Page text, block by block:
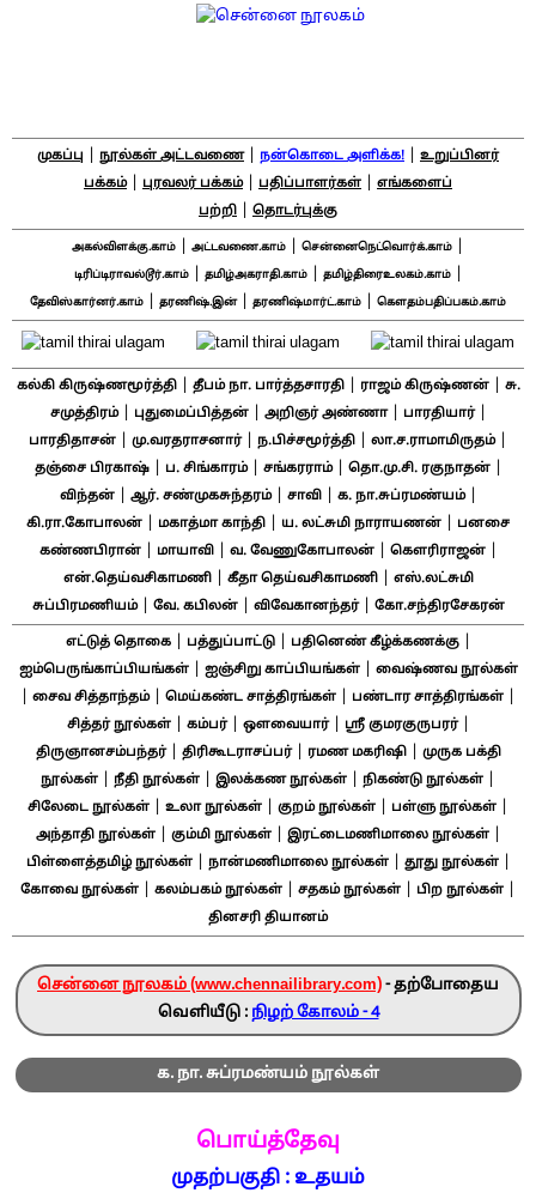
முகப்பு நூல்கள் அட்டவணை| நன்கொடை அளிக்க!
உறுப்பினர்
பக்கம்| புரவலர் பக்கம்| பதிப்பாளர்கள்
எங்களைப்
பற்றி
தொடர்புக்கு
அகல்விளக்கு.காம் அட்டவணை.காம் சென்னைநெட்வொர்க்.காம்
டிரிப்டிராவல்டூர்.காம்| தமிழ்அகராதி.காம்| தமிழ்திரைஉலகம்.காம்|
தேவிஸ்கார்னர்.காம் தரணிஷ்.இன்| தரணிஷ்மார்ட்.காம் கௌதம்பதிப்பகம்.காம்
கல்கி கிருஷ்ணமூர்த்தி| தீபம் நா. பார்த்தசாரதி| ராஜம் கிருஷ்ணன்|
சு.
சமுத்திரம்| புதுமைப்பித்தன்| அறிஞர் அண்ணா| பாரதியார்|
பாரதிதாசன் மு.வரதராசனார்| ந.பிச்சமூர்த்தி லா.ச.ராமாமிருதம்|
தஞ்சை பிரகாஷ்| ப. சிங்காரம்| சங்கரராம்| தொ.மு.சி. ரகுநாதன்|
விந்தன்| ஆர். சண்முகசுந்தரம்| சாவி| க. நா.சுப்ரமண்யம்|
கி.ரா.கோபாலன் மகாத்மா காந்தி ய. லட்சுமி நாராயணன்
பனசை
கண்ணபிரான்| மாயாவி| வ. வேணுகோபாலன்| கௌரிராஜன்|
என்.தெய்வசிகாமணி| கீதா தெய்வசிகாமணி|
எஸ்.லட்சுமி
சுப்பிரமணியம்| வே. கபிலன்| விவேகானந்தர்| கோ.சந்திரசேகரன்
எட்டுத் தொகை| பத்துப்பாட்டு| பதினெண் கீழ்க்கணக்கு|
ஐம்பெருங்காப்பியங்கள்| ஐஞ்சிறு காப்பியங்கள்| வைஷ்ணவ நூல்கள்
சைவ சித்தாந்தம்| மெய்கண்ட சாத்திரங்கள் பண்டார சாத்திரங்கள்
சித்தர் நூல்கள்| கம்பர்| ஔவையார்| ஸ்ரீ குமரகுருபரர்|
திருஞானசம்பந்தர்| திரிகூடராசப்பர்| ரமண மகரிஷி|
முருக பக்தி
நூல்கள்
நீதி நூல்கள் இலக்கண நூல்கள் நிகண்டு நூல்கள்
சிலேடை நூல்கள் உலா நூல்கள் குறம் நூல்கள் பள்ளு நூல்கள்
அந்தாதி நூல்கள்| கும்மி நூல்கள்| இரட்டைமணிமாலை நூல்கள்|
பிள்ளைத்தமிழ் நூல்கள்| நான்மணிமாலை நூல்கள்| தூது நூல்கள்|
கோவை நூல்கள் கலம்பகம் நூல்கள் சதகம் நூல்கள் பிற நூல்கள்
தினசரி தியானம்
சென்னை நூலகம் (www.chennailibrary.com)- தற்போதைய
வெளியீடு : நிழற் கோலம் - 4
க. நா. சுப்ரமண்யம் நூல்கள்
பொய்த்தேவு
முதற்பகுதி : உதயம்